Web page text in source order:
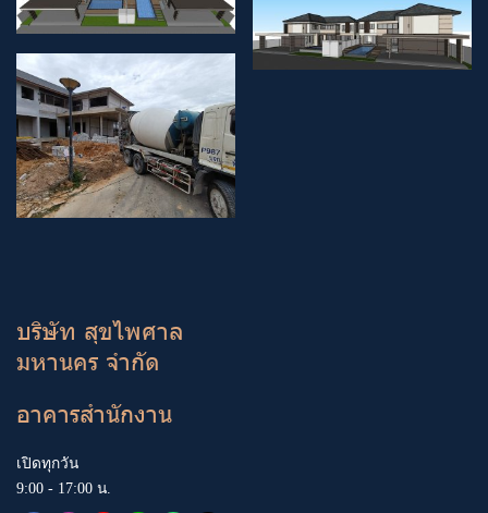
บริษัท สุขไพศาล
มหานคร จำกัด
อาคารสำนักงาน
เปิดทุกวัน
9:00 - 17:00 น.